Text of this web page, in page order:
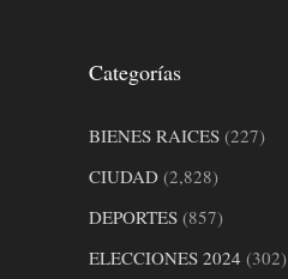
Categorías
BIENES RAICES (227)
CIUDAD (2,828)
DEPORTES (857)
ELECCIONES 2024 (302)